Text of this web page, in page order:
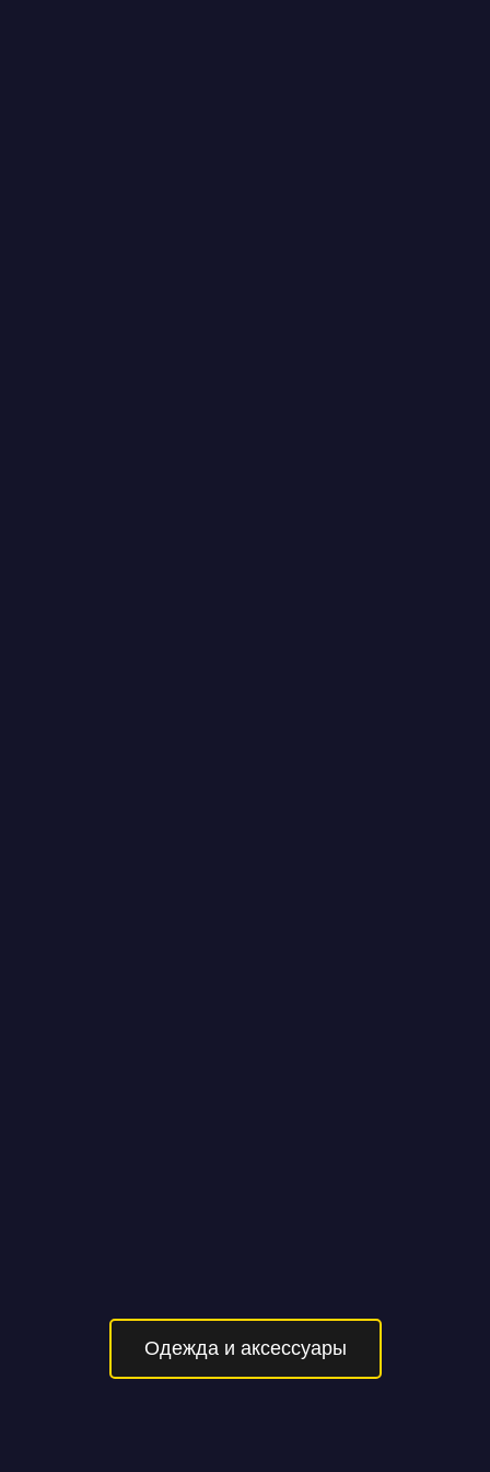
Одежда и аксессуары